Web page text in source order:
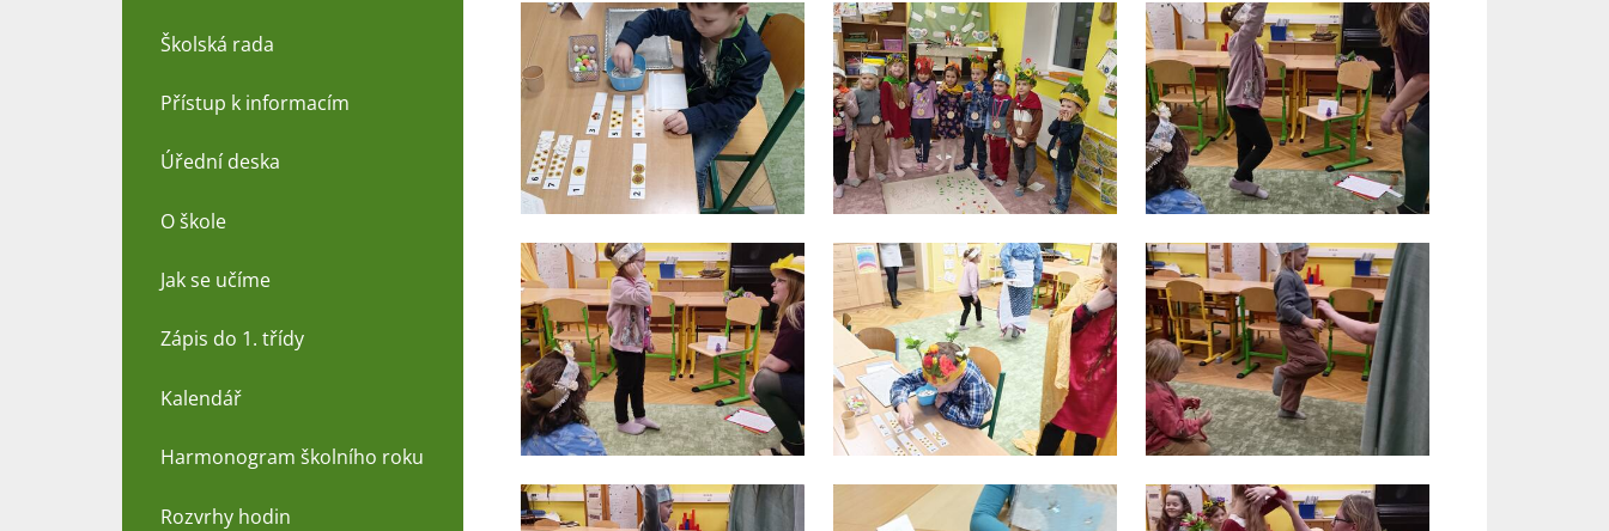
Školská rada
Přístup k informacím
Úřední deska
O škole
Jak se učíme
Zápis do 1. třídy
Kalendář
Harmonogram školního roku
Rozvrhy hodin